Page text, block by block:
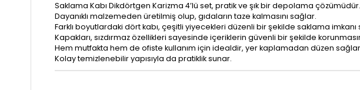
Saklama Kabı Dikdörtgen Karizma 4’lü set, pratik ve şık bir depolama çözümüdür.
Dayanıklı malzemeden üretilmiş olup, gıdaların taze kalmasını sağlar.
Farklı boyutlardaki dört kabı, çeşitli yiyecekleri düzenli bir şekilde saklama imkanı
Kapakları, sızdırmaz özellikleri sayesinde içeriklerin güvenli bir şekilde
Hem mutfakta hem de ofiste kullanım için idealdir, yer kaplamadan düzen
Kolay temizlenebilir yapısıyla da pratiklik sunar.